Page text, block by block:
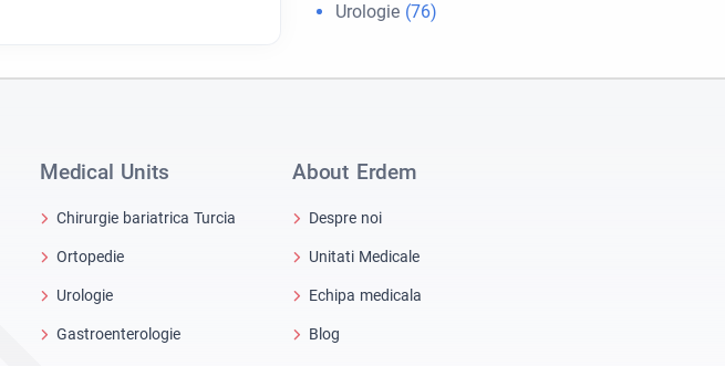
Urologie (76)
Medical Units
Chirurgie bariatrica Turcia
Ortopedie
Urologie
Gastroenterologie
About Erdem
Despre noi
Unitati Medicale
Echipa medicala
Blog